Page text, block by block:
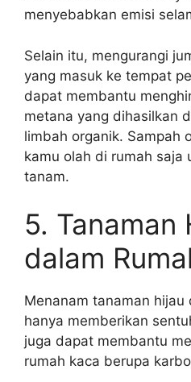
menyebabkan emisi
Selain itu, mengurangi
yang masuk ke tempat
dapat membantu
metana yang dihasilkan
limbah organik. Sampah
kamu olah di rumah saja
tanam.
5. Tanaman
dalam
Menanam tanaman
hanya memberikan
juga dapat membantu
rumah kaca berupa